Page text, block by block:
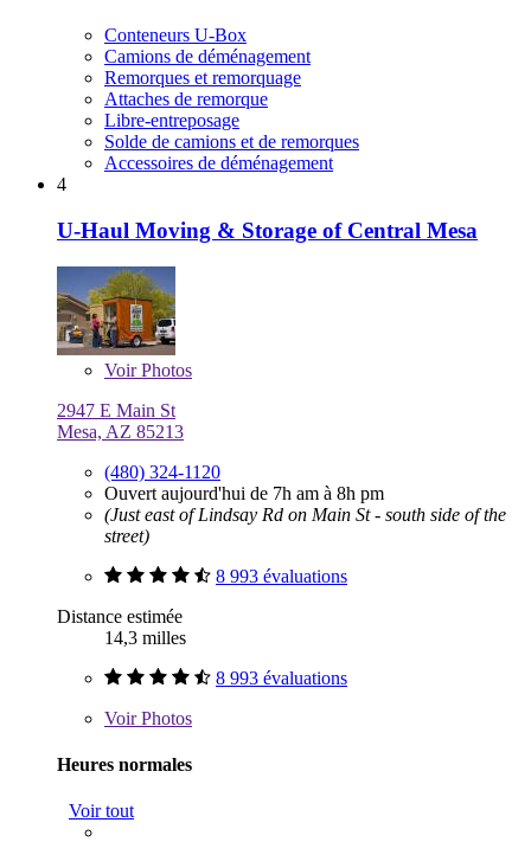
Conteneurs U-Box
Camions de déménagement
Remorques et remorquage
Attaches de remorque
Libre-entreposage
Solde de camions et de remorques
Accessoires de déménagement
4
U-Haul Moving & Storage of Central Mesa
VoirPhotos
2947 E Main St
Mesa, AZ 85213
(480) 324-1120
Ouvert aujourd'hui de 7h am à 8h pm
(Just east of Lindsay Rd on Main St - south side of the
street)
8 993 évaluations
Distance estimée
14,3 milles
8 993 évaluations
VoirPhotos
Heures normales
Voir tout